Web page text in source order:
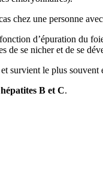
chez une personne
d’épuration du
de se nicher et de se
survient le plus souvent
B et C.